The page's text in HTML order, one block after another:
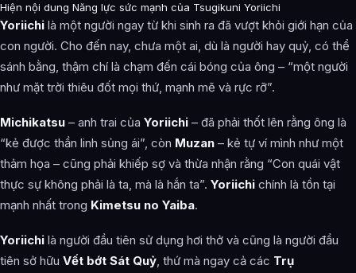
Hiện nội dung Năng lực sức mạnh của Tsugikuni Yoriichi
Yoriichi là một người ngay từ khi sinh ra đã vượt khỏi giới hạn của
con người. Cho đến nay, chưa một ai, dù là người hay quỷ, có thể
sánh bằng, thậm chí là chạm đến cái bóng của ông – “một người
như mặt trời thiêu đốt mọi thứ, mạnh mẽ và rực rỡ”.
Michikatsu – anh trai của Yoriichi – đã phải thốt lên rằng ông là
“kẻ được thần linh sủng ái”, còn Muzan – kẻ tự ví mình như một
thảm họa – cũng phải khiếp sợ và thừa nhận rằng “Con quái vật
thực sự không phải là ta, mà là hắn ta”. Yoriichi chính là tồn tại
mạnh nhất trong Kimetsu no Yaiba.
Yoriichi là người đầu tiên sử dụng hơi thở và cũng là người đầu
tiên sở hữu Vết bớt Sát Quỷ, thứ mà ngay cả các Trụ